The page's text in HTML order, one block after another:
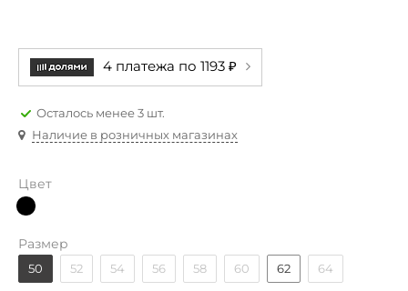
4 платежа по 1193 ₽
Осталось менее 3 шт.
Наличие в розничных магазинах
Цвет
Размер
50 52 54 56 58 60 62 64